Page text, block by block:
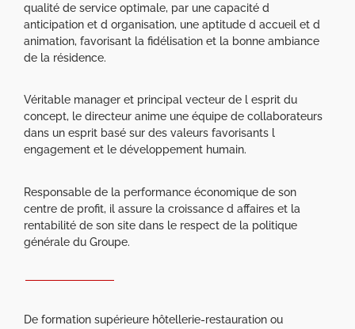
qualité de service optimale, par une capacité d
anticipation et d organisation, une aptitude d accueil et d
animation, favorisant la fidélisation et la bonne ambiance
de la résidence.
Véritable manager et principal vecteur de l esprit du
concept, le directeur anime une équipe de collaborateurs
dans un esprit basé sur des valeurs favorisants l
engagement et le développement humain.
Responsable de la performance économique de son
centre de profit, il assure la croissance d affaires et la
rentabilité de son site dans le respect de la politique
générale du Groupe.
De formation supérieure hôtellerie-restauration ou